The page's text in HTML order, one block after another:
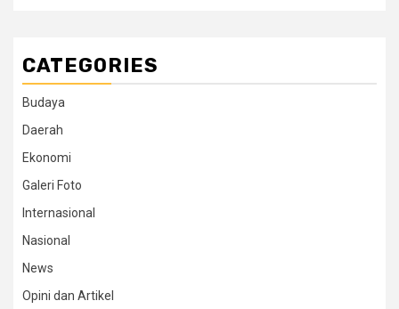
CATEGORIES
Budaya
Daerah
Ekonomi
Galeri Foto
Internasional
Nasional
News
Opini dan Artikel